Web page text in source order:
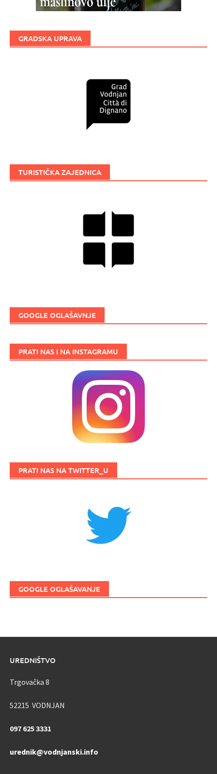
GRADSKA UPRAVA
TURISTIČKA ZAJEDNICA
GOOGLE OGLAŠAVNJE
PRATI NAS I NA INSTAGRAMU
PRATI NAS NA TWITTER_U
GOOGLE OGLAŠAVANJE
UREDNIŠTVO
Trgovačka 8
52215 VODNJAN
097 625 3331
urednik@vodnjanski.info